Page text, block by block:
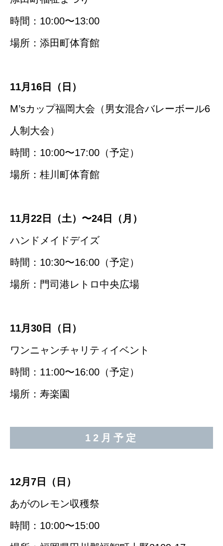
時間：10:00〜13:00
場所：添田町体育館
11月16日（日）
M’sカップ福岡大会（男女混合バレーボール6
人制大会）
時間：10:00〜17:00（予定）
場所：桂川町体育館
11月22日（土）〜24日（月）
ハンドメイドデイズ
時間：10:30〜16:00（予定）
場所：門司港レトロ中央広場
11月30日（日）
ワンニャンチャリティイベント
時間：11:00〜16:00（予定）
場所：寿楽園
12月予定
12月7日（日）
あがのレモン収穫祭
時間：10:00〜15:00